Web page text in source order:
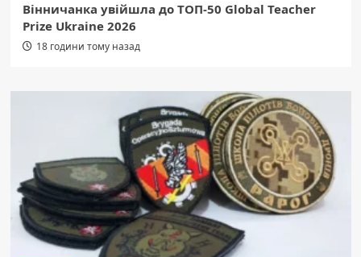
Вінничанка увійшла до ТОП-50 Global Teacher
Prize Ukraine 2026
18 години тому назад